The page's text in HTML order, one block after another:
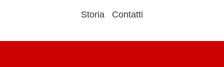
Storia Contatti